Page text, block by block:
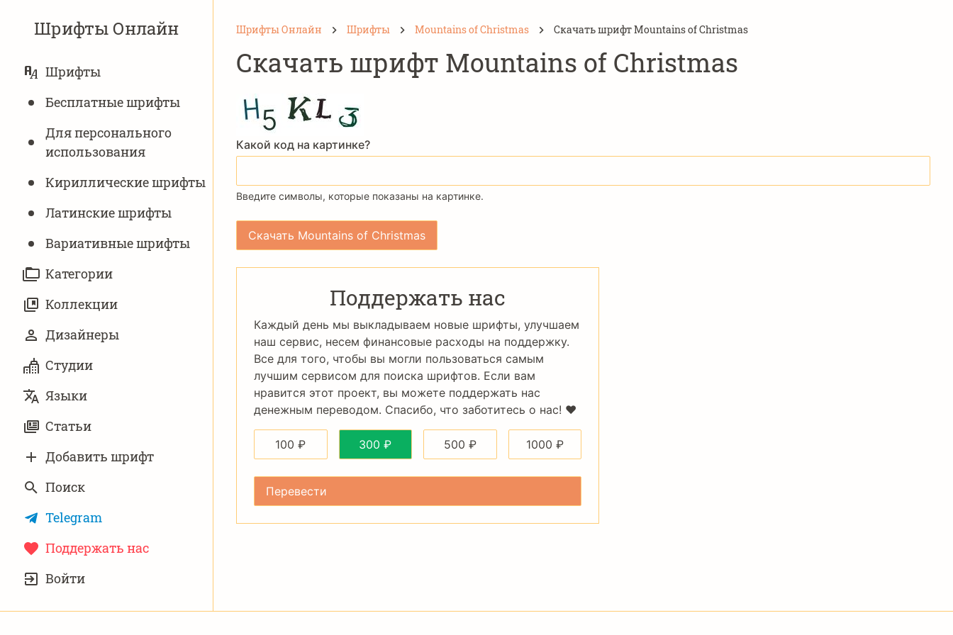
Шрифты Онлайн
НАВИГАЦИЯ
Шрифты
Бесплатные шрифты
Для персонального
использования
Кириллические шрифты
Латинские шрифты
Вариативныe шрифты
Категории
Коллекции
Дизайнеры
Студии
Языки
Статьи
Добавить шрифт
Поиск
Telegram
Поддержать нас
ЗАПИСЬ
Войти
Шрифты Онлайн Шрифты Mountains of Christmas Скачать шрифт Mountains of Christmas
Скачать шрифт Mountains of Christmas
Какой код на картинке?
Введите символы, которые показаны на картинке.
Поддержать нас
Каждый день мы выкладываем новые шрифты, улучшаем
наш сервис, несем финансовые расходы на поддержку.
Все для того, чтобы вы могли пользоваться самым
лучшим сервисом для поиска шрифтов. Если вам
нравится этот проект, вы можете поддержать нас
денежным переводом. Спасибо, что заботитесь о нас! ❤️
100 ₽ 300 ₽ 500 ₽ 1000 ₽